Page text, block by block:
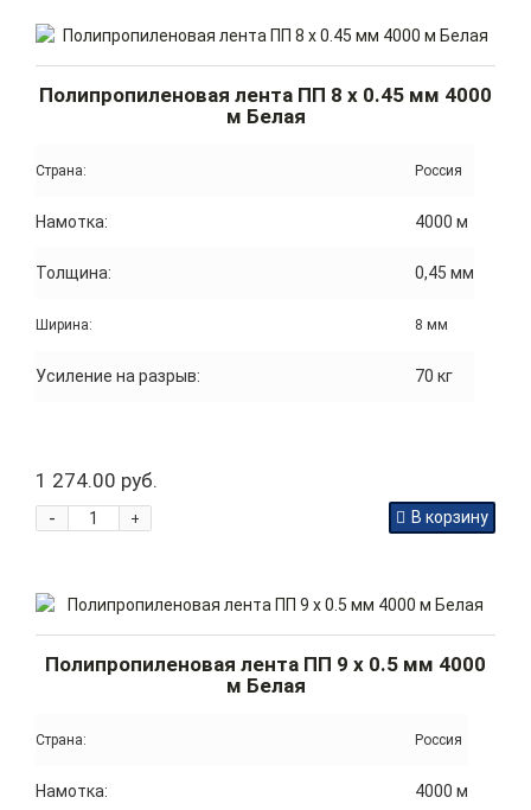
Полипропиленовая лента ПП 8 x 0.45 мм 4000
м Белая
Страна: Россия
Намотка: 4000 м
Толщина: 0,45 мм
Ширина: 8 мм
Усиление на разрыв: 70 кг
1 274.00 руб.
+
- В корзину
Полипропиленовая лента ПП 9 x 0.5 мм 4000
м Белая
Страна: Россия
Намотка: 4000 м